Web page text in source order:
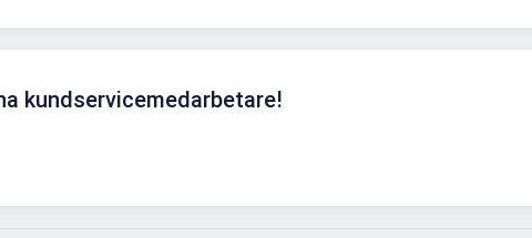
kundservicemedarbetare!